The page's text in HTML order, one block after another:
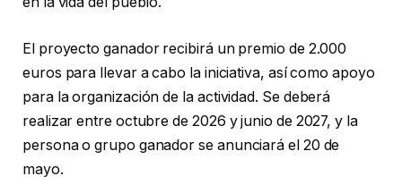
El proyecto ganador recibirá un premio de 2.000
euros para llevar a cabo la iniciativa, así como apoyo
para la organización de la actividad. Se deberá
realizar entre octubre de 2026 y junio de 2027, y la
persona o grupo ganador se anunciará el 20 de
mayo.